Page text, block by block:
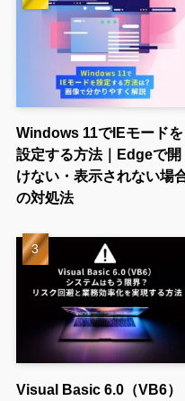
Windows 11でIEモードを
設定する方法｜Edgeで開
けない・表示されない場
の対処法
Visual Basic 6.0（VB6）